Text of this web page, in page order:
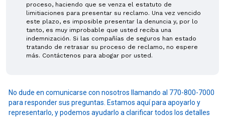
proceso, haciendo que se venza el estatuto de
limitiaciones para presentar su reclamo. Una vez vencido
este plazo, es imposible presentar la denuncia y, por lo
tanto, es muy improbable que usted reciba una
indemnización. Si las compañías de seguros han estado
tratando de retrasar su proceso de reclamo, no espere
más. Contáctenos para abogar por usted.
No dude en comunicarse con nosotros llamando al 770-800-7000
para responder sus preguntas. Estamos aquí para apoyarlo y
representarlo, y podemos ayudarlo a clarificar todos los detalles